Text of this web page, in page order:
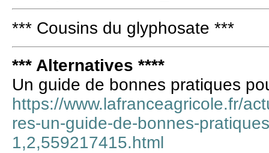
*** Cousins du glyphosate ***
*** Alternatives ****
Un guide de bonnes pratiques
https://www.lafranceagricole.fr/
res-un-guide-de-bonnes-
1,2,559217415.html